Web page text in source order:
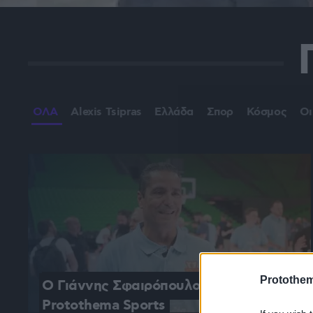
ΟΛΑ Alexis Tsipras Ελλάδα Σπορ Κόσμος
O Γιάννης Σφαιρόπουλος στο
Protothema Sports